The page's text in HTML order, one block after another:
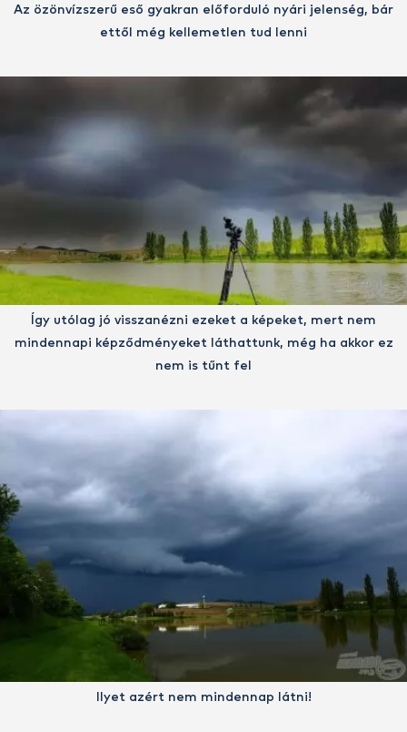
Az özönvízszerű eső gyakran előforduló nyári jelenség, bár
ettől még kellemetlen tud lenni
Így utólag jó visszanézni ezeket a képeket, mert nem
mindennapi képződményeket láthattunk, még ha akkor ez
nem is tűnt fel
Ilyet azért nem mindennap látni!